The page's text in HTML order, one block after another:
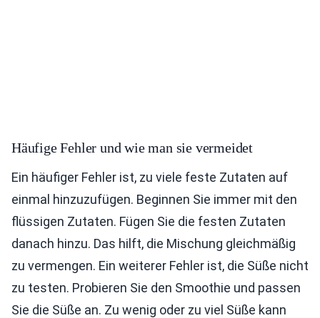
Häufige Fehler und wie man sie vermeidet
Ein häufiger Fehler ist, zu viele feste Zutaten auf
einmal hinzuzufügen. Beginnen Sie immer mit den
flüssigen Zutaten. Fügen Sie die festen Zutaten
danach hinzu. Das hilft, die Mischung gleichmäßig
zu vermengen. Ein weiterer Fehler ist, die Süße nicht
zu testen. Probieren Sie den Smoothie und passen
Sie die Süße an. Zu wenig oder zu viel Süße kann